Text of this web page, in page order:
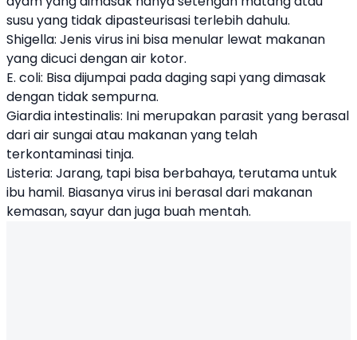
susu yang tidak dipasteurisasi terlebih dahulu.
Shigella: Jenis virus ini bisa menular lewat makanan
yang dicuci dengan air kotor.
E. coli: Bisa dijumpai pada daging sapi yang dimasak
dengan tidak sempurna.
Giardia intestinalis: Ini merupakan parasit yang berasal
dari air sungai atau makanan yang telah
terkontaminasi tinja.
Listeria: Jarang, tapi bisa berbahaya, terutama untuk
ibu hamil. Biasanya virus ini berasal dari makanan
kemasan, sayur dan juga buah mentah.